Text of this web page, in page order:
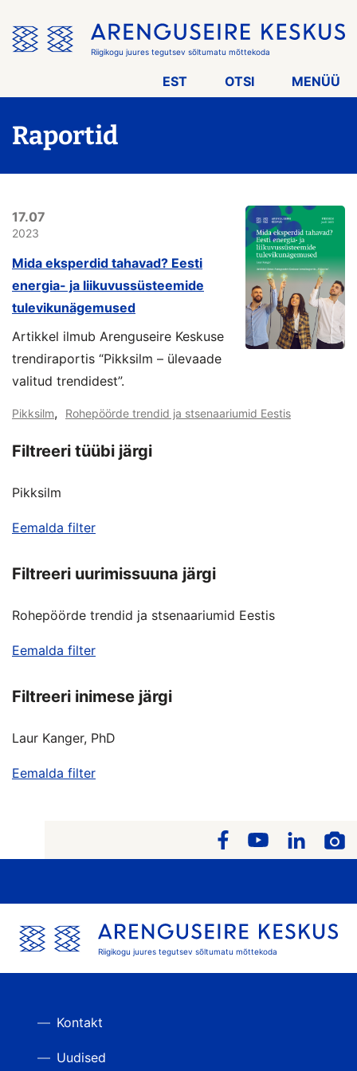
menüü
vahele
Riigikogu juures tegutsev sõltumatu mõttekoda
EST OTSI MENÜÜ
Raportid
17.07
2023
Mida eksperdid tahavad? Eesti
energia- ja liikuvussüsteemide
tulevikunägemused
Artikkel ilmub Arenguseire Keskuse
trendiraportis “Pikksilm – ülevaade
valitud trendidest”.
Pikksilm, Rohepöörde trendid ja stsenaariumid Eestis
Filtreeri tüübi järgi
Pikksilm
Eemalda filter
Filtreeri uurimissuuna järgi
Rohepöörde trendid ja stsenaariumid Eestis
Eemalda filter
Filtreeri inimese järgi
Laur Kanger, PhD
Eemalda filter
Riigikogu juures tegutsev sõltumatu mõttekoda
Kontakt
Uudised